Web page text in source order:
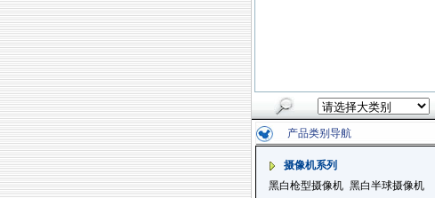
产品类别导航
摄像机系列
黑白枪型摄像机 黑白半球摄像机